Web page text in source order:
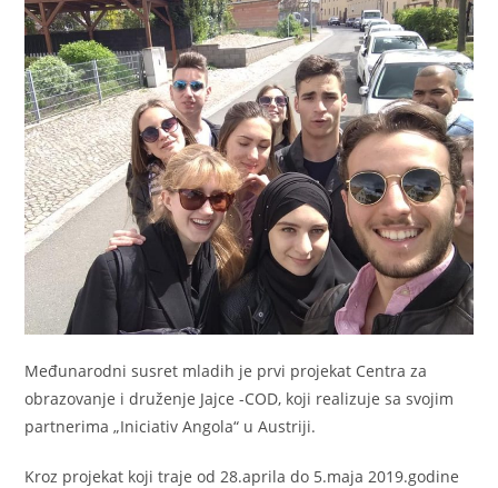
Međunarodni susret mladih je prvi projekat Centra za
obrazovanje i druženje Jajce -COD, koji realizuje sa svojim
partnerima „Iniciativ Angola“ u Austriji.
Kroz projekat koji traje od 28.aprila do 5.maja 2019.godine